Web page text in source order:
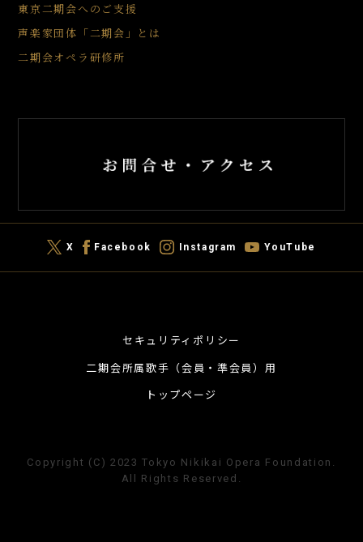
東京二期会へのご支援
声楽家団体「二期会」とは
二期会オペラ研修所
X Facebook Instagram YouTube
セキュリティポリシー
二期会所属歌手（会員・準会員）用
トップページ
Copyright (C) 2023 Tokyo Nikikai Opera Foundation.
All Rights Reserved.